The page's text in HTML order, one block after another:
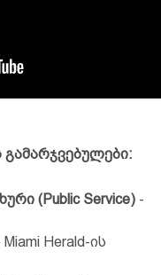
(Public Service) -
Miami Herald-ის